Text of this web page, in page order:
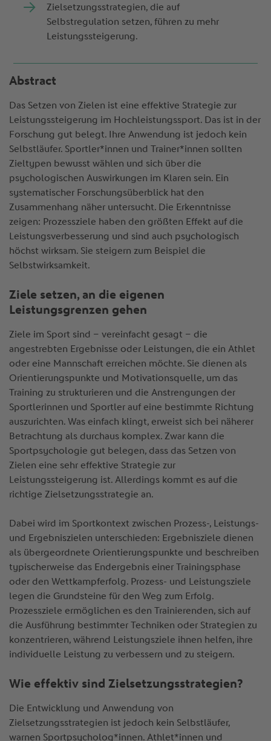
Zielsetzungsstrategien, die auf
Selbstregulation setzen, führen zu mehr
Leistungssteigerung.
Abstract
Das Setzen von Zielen ist eine effektive Strategie zur
Leistungssteigerung im Hochleistungssport. Das ist in der
Forschung gut belegt. Ihre Anwendung ist jedoch kein
Selbstläufer. Sportler*innen und Trainer*innen sollten
Zieltypen bewusst wählen und sich über die
psychologischen Auswirkungen im Klaren sein. Ein
systematischer Forschungsüberblick hat den
Zusammenhang näher untersucht. Die Erkenntnisse
zeigen: Prozessziele haben den größten Effekt auf die
Leistungsverbesserung und sind auch psychologisch
höchst wirksam. Sie steigern zum Beispiel die
Selbstwirksamkeit.
Ziele setzen, an die eigenen
Leistungsgrenzen gehen
Ziele im Sport sind – vereinfacht gesagt – die
angestrebten Ergebnisse oder Leistungen, die ein Athlet
oder eine Mannschaft erreichen möchte. Sie dienen als
Orientierungspunkte und Motivationsquelle, um das
Training zu strukturieren und die Anstrengungen der
Sportlerinnen und Sportler auf eine bestimmte Richtung
auszurichten. Was einfach klingt, erweist sich bei näherer
Betrachtung als durchaus komplex. Zwar kann die
Sportpsychologie gut belegen, dass das Setzen von
Zielen eine sehr effektive Strategie zur
Leistungssteigerung ist. Allerdings kommt es auf die
richtige Zielsetzungsstrategie an.
Dabei wird im Sportkontext zwischen Prozess-, Leistungs-
und Ergebniszielen unterschieden: Ergebnisziele dienen
als übergeordnete Orientierungspunkte und beschreiben
typischerweise das Endergebnis einer Trainingsphase
oder den Wettkampferfolg. Prozess- und Leistungsziele
legen die Grundsteine für den Weg zum Erfolg.
Prozessziele ermöglichen es den Trainierenden, sich auf
die Ausführung bestimmter Techniken oder Strategien zu
konzentrieren, während Leistungsziele ihnen helfen, ihre
individuelle Leistung zu verbessern und zu steigern.
Wie effektiv sind Zielsetzungsstrategien?
Die Entwicklung und Anwendung von
Zielsetzungsstrategien ist jedoch kein Selbstläufer,
warnen Sportpsycholog*innen. Athlet*innen und